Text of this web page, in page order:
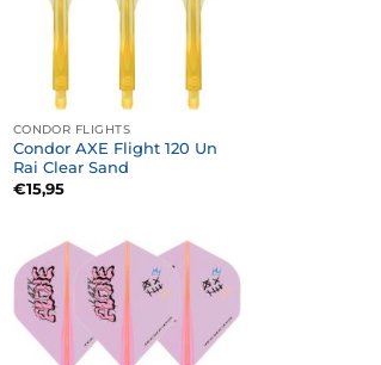
CONDOR FLIGHTS
Condor AXE Flight 120 Un
Rai Clear Sand
€15,95